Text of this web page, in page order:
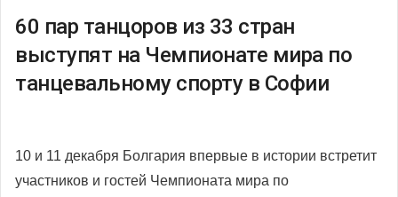
60 пар танцоров из 33 стран
выступят на Чемпионате мира по
танцевальному спорту в Софии
10 и 11 декабря Болгария впервые в истории встретит
участников и гостей Чемпионата мира по